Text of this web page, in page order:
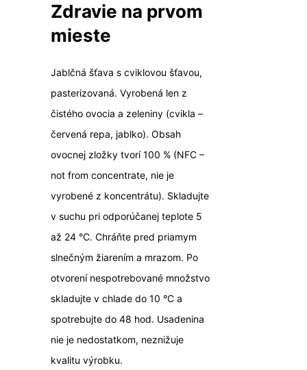
Zdravie na prvom
mieste
Jablčná šťava s cviklovou šťavou,
pasterizovaná. Vyrobená len z
čistého ovocia a zeleniny (cvikla –
červená repa, jablko). Obsah
ovocnej zložky tvorí 100 % (NFC –
not from concentrate, nie je
vyrobené z koncentrátu). Skladujte
v suchu pri odporúčanej teplote 5
až 24 °C. Chráňte pred priamym
slnečným žiarením a mrazom. Po
otvorení nespotrebované množstvo
skladujte v chlade do 10 °C a
spotrebujte do 48 hod. Usadenina
nie je nedostatkom, neznižuje
kvalitu výrobku.